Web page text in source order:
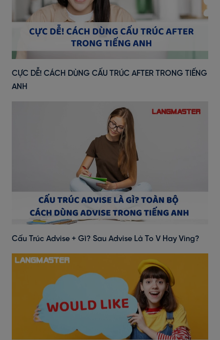
CỰC DỄ! CÁCH DÙNG CẤU TRÚC AFTER TRONG TIẾNG
ANH
Cấu Trúc Advise + Gì? Sau Advise Là To V Hay Ving?